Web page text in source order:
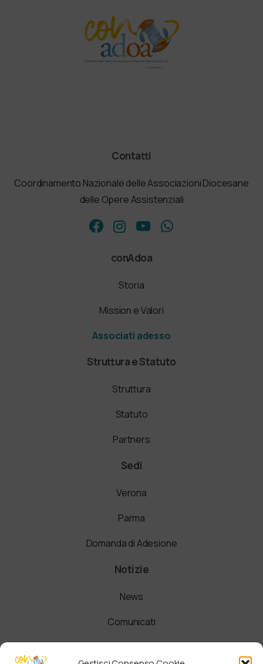
Contatti
Coordinamento Nazionale delle Associazioni Diocesane
delle Opere Assistenziali
conAdoa
Storia
Mission e Valori
Associati adesso
Struttura e Statuto
Struttura
Statuto
Partners
Sedi
Verona
Parma
Domanda di Adesione
Notizie
News
Comunicati
Newsletter